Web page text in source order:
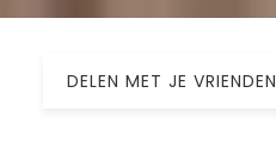
DELEN MET JE VRIENDEN